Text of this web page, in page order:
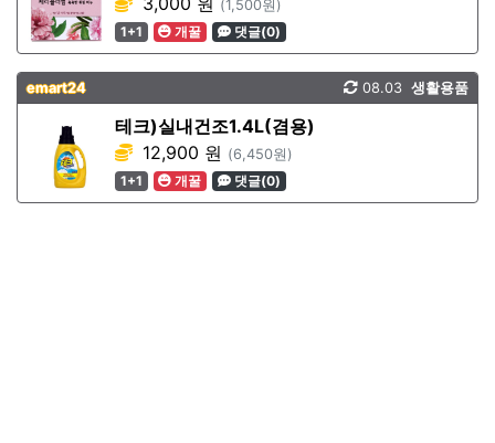
(1,500원)
1+1
개꿀 댓글(0)
emart24 생활용품
08.03
테크)실내건조1.4L(겸용)
12,900 원 (6,450원)
1+1
개꿀 댓글(0)